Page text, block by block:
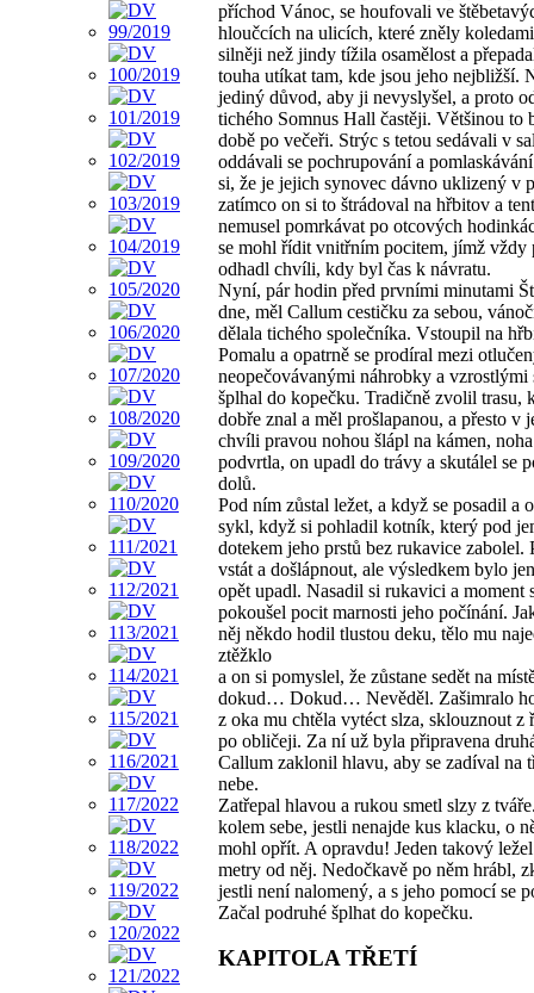
příchod Vánoc, se houfovali ve
hloučcích na ulicích, které zněly
silněji než jindy tížila osamělost a
touha utíkat tam, kde jsou jeho nejbližší.
jediný důvod, aby ji nevyslyšel, a proto
tichého Somnus Hall častěji. Většinou to
době po večeři. Strýc s tetou sedávali v
oddávali se pochrupování a
si, že je jejich synovec dávno uklizený v
zatímco on si to štrádoval na hřbitov a
nemusel pomrkávat po otcových
se mohl řídit vnitřním pocitem, jímž vždy
odhadl chvíli, kdy byl čas k návratu.
Nyní, pár hodin před prvními minutami
dne, měl Callum cestičku za sebou,
dělala tichého společníka. Vstoupil na
Pomalu a opatrně se prodíral mezi
neopečovávanými náhrobky a vzrostlými
šplhal do kopečku. Tradičně zvolil trasu,
dobře znal a měl prošlapanou, a přesto v
chvíli pravou nohou šlápl na kámen,
podvrtla, on upadl do trávy a skutálel se
dolů.
Pod ním zůstal ležet, a když se posadil a
sykl, když si pohladil kotník, který pod
dotekem jeho prstů bez rukavice zabolel.
vstát a došlápnout, ale výsledkem bylo
opět upadl. Nasadil si rukavici a moment
pokoušel pocit marnosti jeho počínání.
něj někdo hodil tlustou deku, tělo mu
ztěžklo
a on si pomyslel, že zůstane sedět na
dokud… Dokud… Nevěděl. Zašimralo
z oka mu chtěla vytéct slza, sklouznout z
po obličeji. Za ní už byla připravena
Callum zaklonil hlavu, aby se zadíval na
nebe.
Zatřepal hlavou a rukou smetl slzy z
kolem sebe, jestli nenajde kus klacku, o
mohl opřít. A opravdu! Jeden takový
metry od něj. Nedočkavě po něm hrábl,
jestli není nalomený, a s jeho pomocí se
Začal podruhé šplhat do kopečku.
KAPITOLA TŘETÍ